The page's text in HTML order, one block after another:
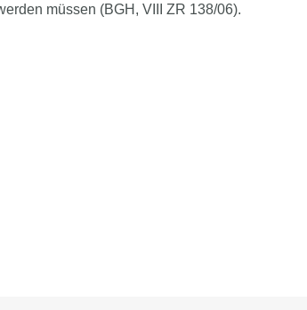
müssen (BGH, VIII ZR 138/06).